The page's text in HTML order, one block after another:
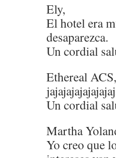
Ely,
El hotel era
desaparezca.
Un cordial
Ethereal ACS,
Un cordial
Martha
Yo creo que